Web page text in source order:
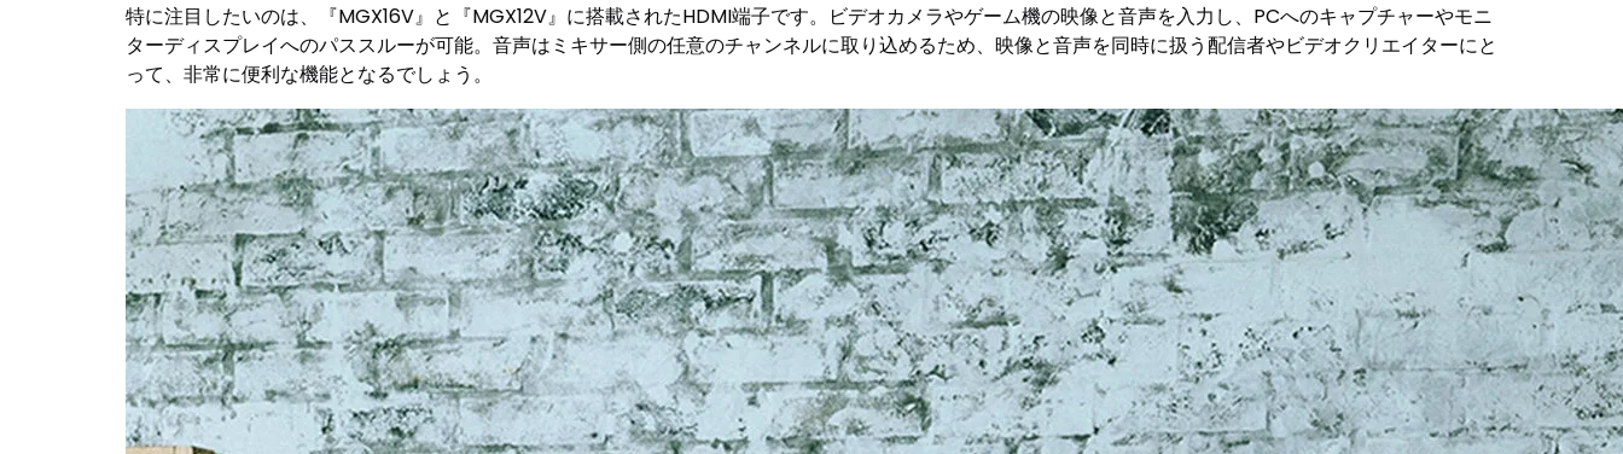
特に注目したいのは、『MGX16V』と『MGX12V』に搭載されたHDMI端子です。ビデオカメラやゲーム機の映像と音声を入力し、PCへのキャプチャーやモニ
ターディスプレイへのパススルーが可能。音声はミキサー側の任意のチャンネルに取り込めるため、映像と音声を同時に扱う配信者やビデオクリエイターにと
って、非常に便利な機能となるでしょう。